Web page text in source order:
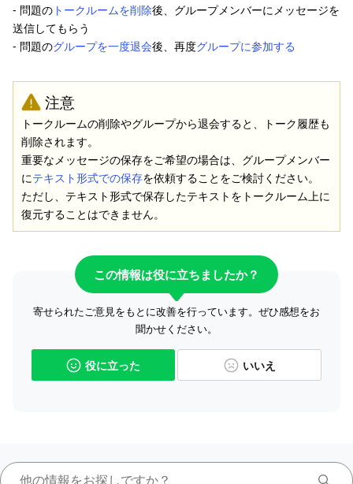
- 問題の トークルームを削除後、グループメンバーにメッセージを
送信してもらう
- 問題のグループを一度退会後、再度グループに参加する
注意
トークルームの削除やグループから退会すると、トーク履歴も
削除されます。
重要なメッセージの保存をご希望の場合は、グループメンバー
にテキスト形式での保存を依頼することをご検討ください。
ただし、テキスト形式で保存したテキストをトークルーム上に
復元することはできません。
この情報は役に立ちましたか？
寄せられたご意見をもとに改善を行っています。ぜひ感想をお
聞かせください。
役に立った いいえ